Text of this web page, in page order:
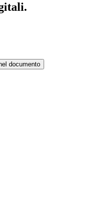
documento